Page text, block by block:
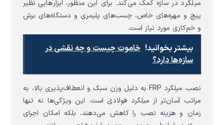
میلگرد در سازه کمک می‌کند. برای این منظور، ابزارهایی نظیر
پیچ و مهره‌های خاص، چسب‌های پلیمری و دستگاه‌های برش
و خم‌کاری مورد نیاز است.
بیشتر بخوانید! خاموت چیست و چه نقشی در
سازه‌ها دارد؟
نصب میلگرد FRP به دلیل وزن سبک و انعطاف‌پذیری بالا، به
مراتب آسان‌تر از میلگرد فولادی است. این ویژگی‌ها نه تنها
زمان و هزینه نصب را کاهش می‌دهند، بلکه امکان اجرای